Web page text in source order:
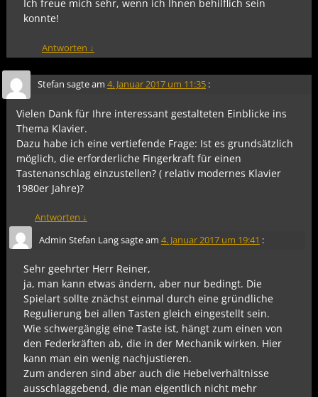
Ich freue mich sehr, wenn ich Ihnen behilflich sein
konnte!
Antworten ↓
Stefan sagte am 4. Januar 2017 um 11:35 :
Vielen Dank für Ihre interessant gestalteten Einblicke ins
Thema Klavier.
Dazu habe ich eine vertiefende Frage: Ist es grundsätzlich
möglich, die erforderliche Fingerkraft für einen
Tastenanschlag einzustellen? ( relativ modernes Klavier
1980er Jahre)?
Antworten ↓
Admin Stefan Langsagte am 4. Januar 2017 um 19:41 :
Sehr geehrter Herr Reiner,
ja, man kann etwas ändern, aber nur bedingt. Die
Spielart sollte znächst einmal durch eine gründliche
Regulierung bei allen Tasten gleich eingestellt sein.
Wie schwergängig eine Taste ist, hängt zum einen von
den Federkräften ab, die in der Mechanik wirken. Hier
kann man ein wenig nachjustieren.
Zum anderen sind aber auch die Hebelverhältnisse
ausschlaggebend, die man eigentlich nicht mehr